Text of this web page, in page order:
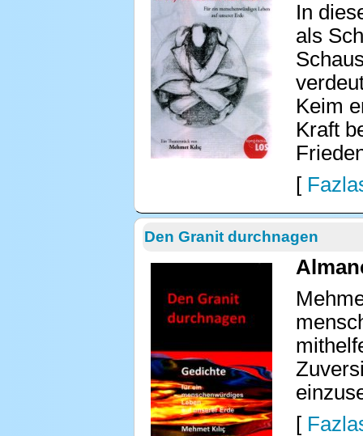
In
als
Keim
Kraft
[
Den Granit durchnagen
[